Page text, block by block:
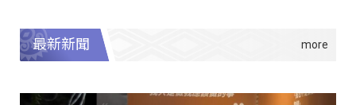
最新新聞